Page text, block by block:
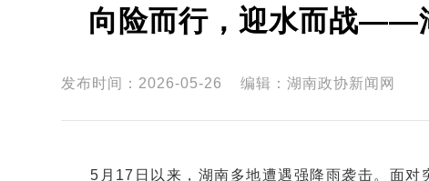
向险而行，迎水而战——
发布时间：2026-05-26 编辑：湖南政协新闻网
5月17日以来，湖南多地遭遇强降雨袭击。面